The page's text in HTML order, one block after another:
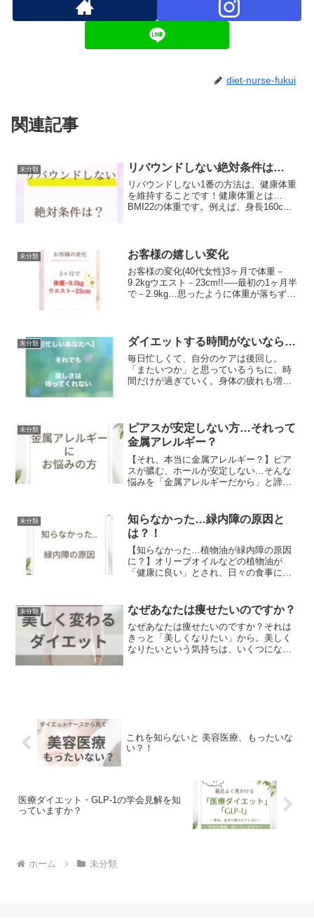
diet-nurse-fukui
関連記事
未分類 リバウンドしない絶対条件は…
リバウンドしない1番の方法は、健康体重
を維持することです！健康体重とは…
BMI22の体重です。例えば、身長160cm
ランス...
未分類 お客様の嬉しい変化
お客様の変化(40代女性)3ヶ月で体重－
9.2kgウエスト－23cm!!-----最初の1ヶ月半
で－2.9kg…思ったように体重が落ちず、
未分類 ダイエットする時間がないなら…
毎日忙しくて、自分のケアは後回し。
「またいつか」と思っているうちに、時
間だけが過ぎていく。身体の疲れも増え
ったりな方法があるんです！...
未分類
ピアスが安定しない方…それって
金属アレルギー？
【それ、本当に金属アレルギー？】ピア
スが膿む、ホールが安定しない…そんな
悩みを「金属アレルギーだから」と諦め
金属アレルギーではなく、日々の食事が
響しているのです。【体内...
未分類
知らなかった…緑内障の原因と
は？！
【知らなかった…植物油が緑内障の原因
に？】オリーブオイルなどの植物油が
「健康に良い」とされ、日々の食事に欠
能性があることをご存じでしょうか？緑
内障は、眼圧が上昇し視神経...
未分類 なぜあなたは痩せたいのですか？
なぜあなたは痩せたいのですか？それは
きっと「美しくなりたい」から。美しく
なりたいという気持ちは、いくつになっ
これを知らないと 美容医療、もったいな
い？！
医療ダイエット・GLP-1の学会見解を知
っていますか？
ホーム 未分類